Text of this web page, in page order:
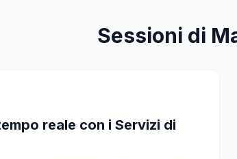
Sessioni di
reale con i Servizi di